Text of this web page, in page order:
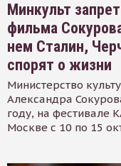
Минкульт
фильма
нем Сталин,
спорят о жизни
Министерство
Александра
году, на фестивале
Москве с 10 по 15